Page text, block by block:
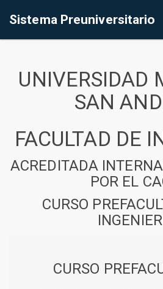
Sistema Preuniversitario
UNIVERSIDAD
SAN
FACULTAD DE
ACREDITADA
POR EL
CURSO
CURSO